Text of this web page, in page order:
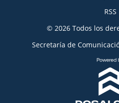
RSS
© 2026 Todos los
Secretaría de